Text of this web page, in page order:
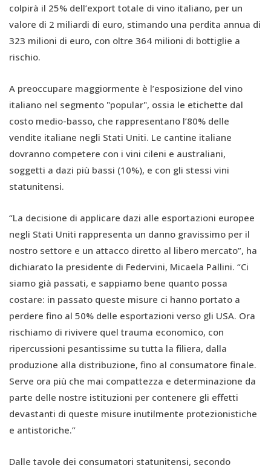
colpirà il 25% dell’export totale di vino italiano, per un
valore di 2 miliardi di euro, stimando una perdita annua di
323 milioni di euro, con oltre 364 milioni di bottiglie a
rischio.
A preoccupare maggiormente è l’esposizione del vino
italiano nel segmento "popular", ossia le etichette dal
costo medio-basso, che rappresentano l’80% delle
vendite italiane negli Stati Uniti. Le cantine italiane
dovranno competere con i vini cileni e australiani,
soggetti a dazi più bassi (10%), e con gli stessi vini
statunitensi.
“La decisione di applicare dazi alle esportazioni europee
negli Stati Uniti rappresenta un danno gravissimo per il
nostro settore e un attacco diretto al libero mercato”, ha
dichiarato la presidente di Federvini, Micaela Pallini. “Ci
siamo già passati, e sappiamo bene quanto possa
costare: in passato queste misure ci hanno portato a
perdere fino al 50% delle esportazioni verso gli USA. Ora
rischiamo di rivivere quel trauma economico, con
ripercussioni pesantissime su tutta la filiera, dalla
produzione alla distribuzione, fino al consumatore finale.
Serve ora più che mai compattezza e determinazione da
parte delle nostre istituzioni per contenere gli effetti
devastanti di queste misure inutilmente protezionistiche
e antistoriche.”
Dalle tavole dei consumatori statunitensi, secondo